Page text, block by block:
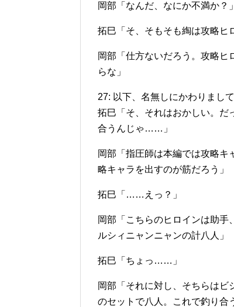
岡部「なんだ、なにか不満か？」
拓巳「そ、そもそも綯は攻略ヒ
岡部「仕方ないだろう。攻略
らな」
27: 以下、名無しにかわりまし
拓巳「そ、それはおかしい。だ
合うんじゃ……」
岡部「指圧師は本編では攻略
略キャラを出すのが筋だろう」
拓巳「……えっ？」
岡部「こちらのヒロインは助
ルシィニャンニャンの計八人」
拓巳「ちょっ……」
岡部「それに対し、そちらは
のセットで八人。これで釣り合